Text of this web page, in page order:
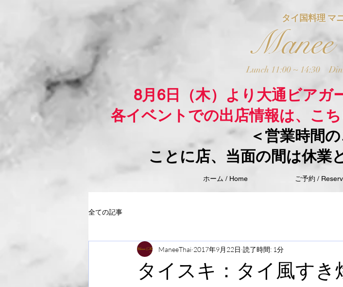
タイ国料理 マ
Lunch 11:00 ~ 14:30
8月6日（木）より大通ビアガ
各イベントでの出店情報は、こ
＜営業時間
ことに店、当面の間は休業
ホーム / Home ご予約 /
全ての記事
タイスキ：タイ風すき
ManeeThai 2017年9月22日 読了時間: 1分